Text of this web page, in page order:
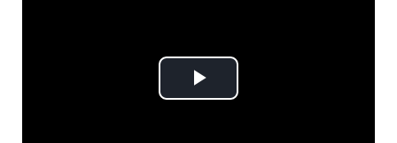
Play